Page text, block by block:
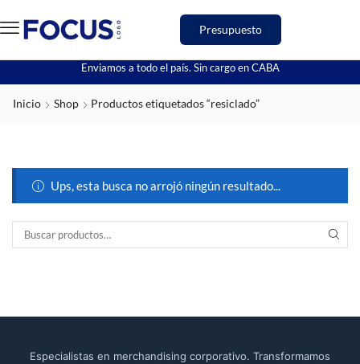
Presupuesto
Enviamos a todo el país. Sin cargo en CABA
Inicio Shop Productos etiquetados “resiclado”
Ups, esta busca no arrojó ningún resultado...
Especialistas en merchandising corporativo. Transformamos